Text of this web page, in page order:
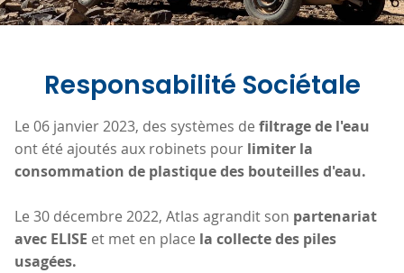
Responsabilité Sociétale
Le 06 janvier 2023, des systèmes de filtrage de l'eau
ont été ajoutés aux robinets pour limiter la
consommation de plastique des bouteilles d'eau.
Le 30 décembre 2022, Atlas agrandit son partenariat
avec ELISE et met en place la collecte des piles
usagées.